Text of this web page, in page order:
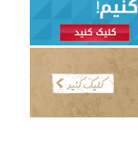
می‌دهد را اطاعت
کمکتان کنند که
نمایید. هنگامی‌ که
زندگی شما تازه
مهیج با